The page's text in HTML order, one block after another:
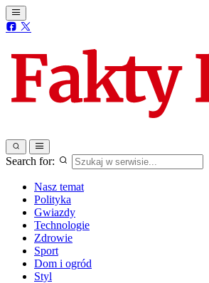
Search for:
Nasz temat
Polityka
Gwiazdy
Technologie
Zdrowie
Sport
Dom i ogród
Styl